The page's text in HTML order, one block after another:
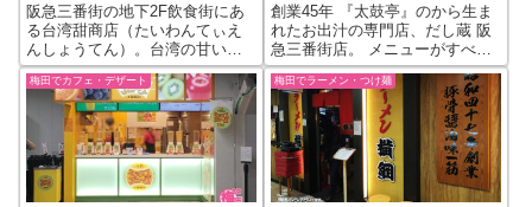
阪急三番街の地下2F飲食街にあ
る台湾甜商店（たいわんてぃえ
んしょうてん）。台湾の甘いス
イーツ・デザートを食べれる台
湾カフェのお店です。 具体的に
は、台湾の甘味の芋圓（ユーユ
エン）や台湾のかき氷、雪花氷
（シュエファービン）や夏季限
定のツァービ...
創業45年 『太鼓亭』のから生ま
れたお出汁の専門店、だし蔵 阪
急三番街店。 メニューがすべて
お茶漬けというお茶漬けの専門
店になっています。席はカウン
ターのみですね。 お茶漬けのメ
ニューはこんな感じです。お茶
漬けに小鉢2品と漬物付き。そし
て、...
梅田でカフェ・デザート 梅田でラーメン・つけ麺